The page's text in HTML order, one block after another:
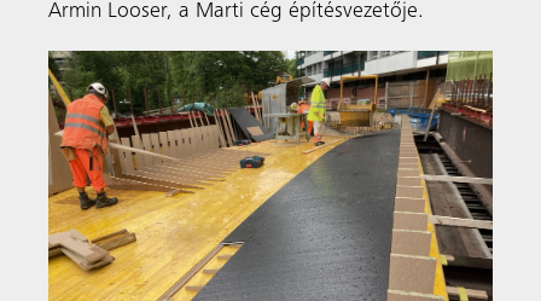
Armin Looser, a Marti cég építésvezetője.